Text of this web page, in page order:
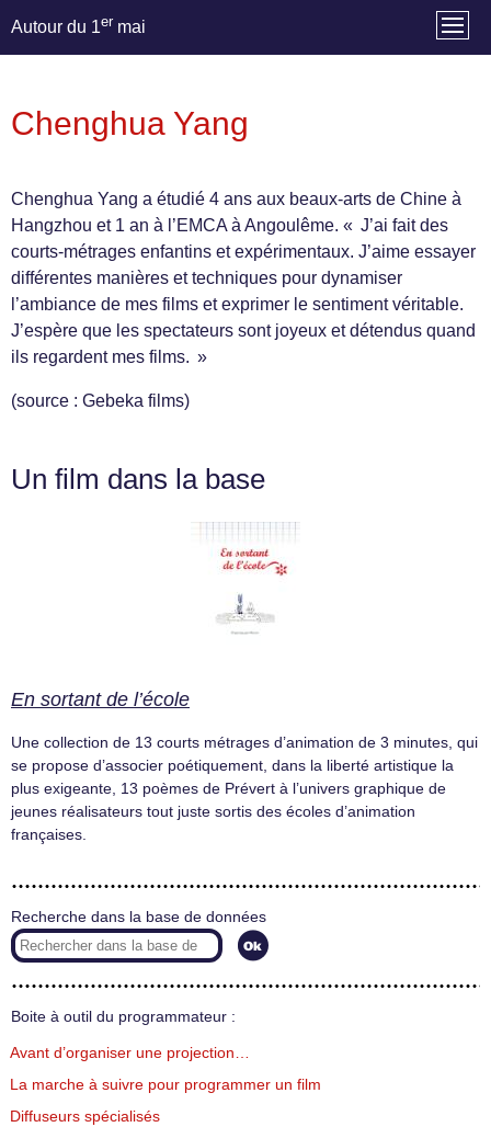
Autour du 1er mai
Chenghua Yang
Chenghua Yang a étudié 4 ans aux beaux-arts de Chine à
Hangzhou et 1 an à l’EMCA à Angoulême. « J’ai fait des
courts-métrages enfantins et expérimentaux. J’aime essayer
différentes manières et techniques pour dynamiser
l’ambiance de mes films et exprimer le sentiment véritable.
J’espère que les spectateurs sont joyeux et détendus quand
ils regardent mes films. »
(source : Gebeka films)
Un film dans la base
En sortant de l’école
Une collection de 13 courts métrages d’animation de 3 minutes, qui
se propose d’associer poétiquement, dans la liberté artistique la
plus exigeante, 13 poèmes de Prévert à l’univers graphique de
jeunes réalisateurs tout juste sortis des écoles d’animation
françaises.
Recherche dans la base de données
Boite à outil du programmateur :
Avant d’organiser une projection…
La marche à suivre pour programmer un film
Diffuseurs spécialisés